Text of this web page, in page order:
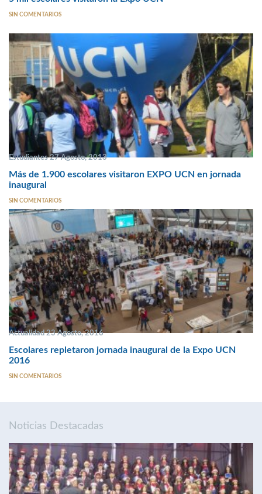
SIN COMENTARIOS
Estudiantes 27 Agosto, 2013
Más de 1.900 escolares visitaron EXPO UCN en jornada
inaugural
SIN COMENTARIOS
Actualidad 23 Agosto, 2016
Escolares repletaron jornada inaugural de la Expo UCN
2016
SIN COMENTARIOS
Noticias Destacadas